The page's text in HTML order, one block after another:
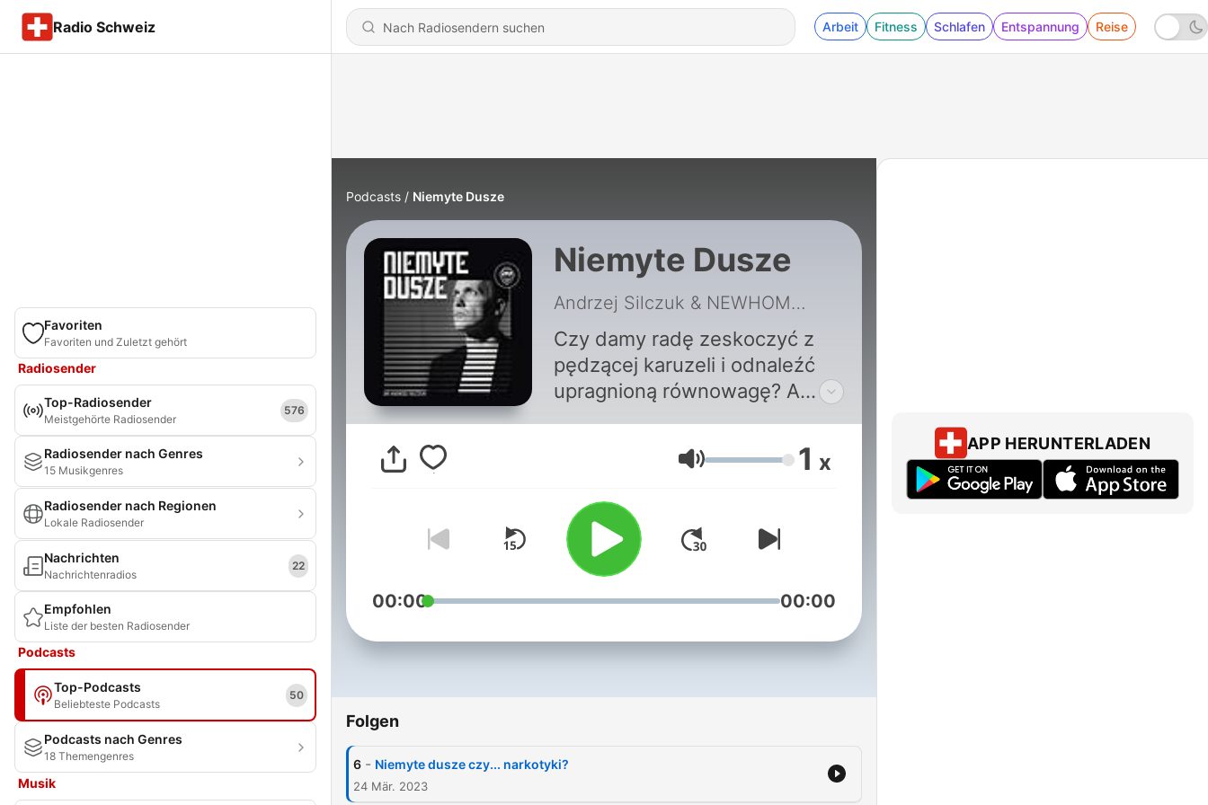
Radio Schweiz Arbeit Fitness Schlafen Entspannung Reise
Favoriten
Favoriten und Zuletzt gehört
Radiosender
Top-Radiosender
Meistgehörte Radiosender
576
Radiosender nach Genres
15 Musikgenres
Radiosender nach Regionen
Lokale Radiosender
Nachrichten
Nachrichtenradios
22
Empfohlen
Liste der besten Radiosender
Podcasts
Top-Podcasts
Beliebteste Podcasts
50
Podcasts nach Genres
18 Themengenres
Musik
Podcasts Niemyte Dusze
Niemyte Dusze
Andrzej Silczuk & NEWHOMERS
Czy damy radę zeskoczyć z
pędzącej karuzeli i odnaleźć
upragnioną równowagę? A
Niemyte Dusze psychiatra i
zaprasza na opowieść o tym,
jak współczesny styl życia
wpływa na nasze zdrowie
psychiczne. Pierwszy sezon
używania substancji
podcastu jest Andrzej Silczuk.
NEWHOMERS. Więcej naszych
Lautstärke 1 x
00:00 00:00
Folgen
6 - Niemyte dusze czy... narkotyki?
24 Mär. 2023
APP HERUNTERLADEN